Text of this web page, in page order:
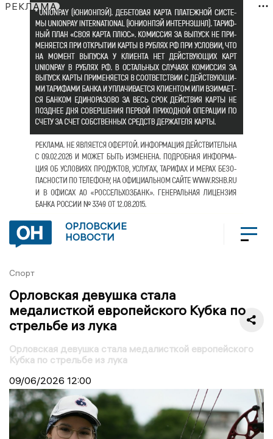
РЕКЛАМА
ОРЛОВСКИЕ
НОВОСТИ
Спорт
Орловская девушка стала
медалисткой европейского Кубка по
стрельбе из лука
Орловская девушка стала медалисткой европейского
Кубка по стрельбе из лука
09/06/2026 12:00